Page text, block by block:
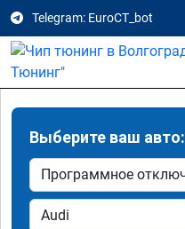
Telegram: EuroCT_bot
Выберите ваш авто: